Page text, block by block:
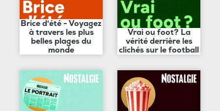
Brice d'été - Voyagez
à travers les plus
belles plages du
monde
Vrai ou foot? La
vérité derrière les
clichés sur le football